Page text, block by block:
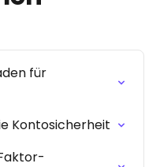
für
Kontosicherheit